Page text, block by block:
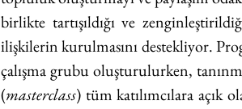
birlikte tartışıldığı ve
ilişkilerin kurulmasını destekliyor.
çalışma grubu oluşturulurken,
(masterclass) tüm katılımcılara açık